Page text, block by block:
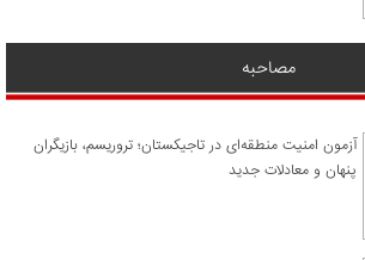
مصاحبه
آزمون امنیت منطقه‌ای در تاجیکستان؛ تروریسم، بازیگران
پنهان و معادلات جدید